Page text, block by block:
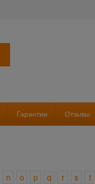
Гарантии Отзывы
n o p q r s t